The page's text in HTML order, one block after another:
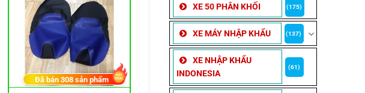
XE 50 PHÂN KHỐI (175)
XE MÁY NHẬP KHẨU (137)
XE NHẬP KHẨU
INDONESIA
(61)
Đã bán308 sản phẩm